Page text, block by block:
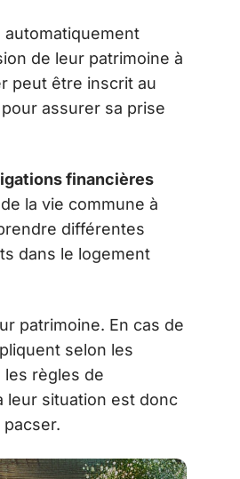
automatiquement
de leur patrimoine à
peut être inscrit au
pour assurer sa prise
financières
la vie commune à
différentes
dans le logement
patrimoine. En cas de
selon les
les règles de
leur situation est donc